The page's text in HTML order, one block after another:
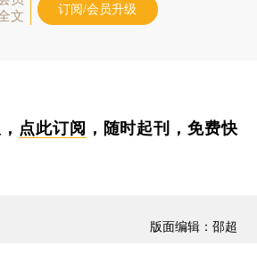
文
订阅/会员升级
点此订阅 ，随时起刊，免费快
版面编辑：邵超